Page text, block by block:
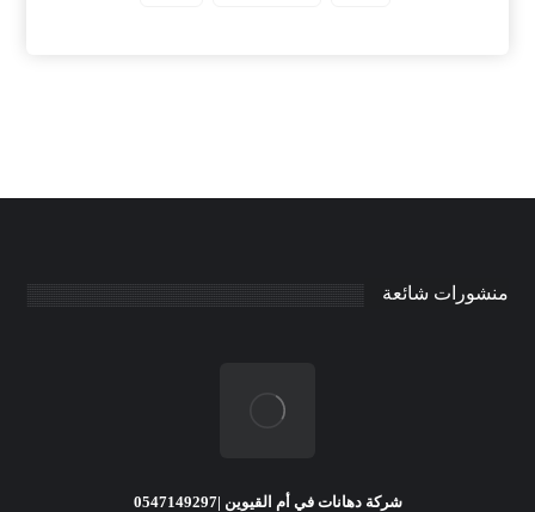
منشورات شائعة
شركة دهانات في أم القيوين |0547149297